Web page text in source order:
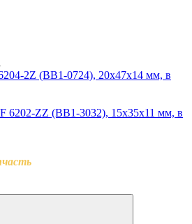
2Z (BB1-0724), 20x47x14 мм, в